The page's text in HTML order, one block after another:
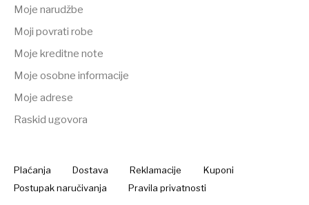
Moje narudžbe
Moji povrati robe
Moje kreditne note
Moje osobne informacije
Moje adrese
Raskid ugovora
Plaćanja Dostava Reklamacije
Kuponi
Postupak naručivanja
Pravila privatnosti